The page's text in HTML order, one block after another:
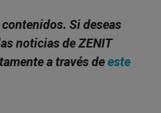
Si deseas
noticias de ZENIT
a través deeste